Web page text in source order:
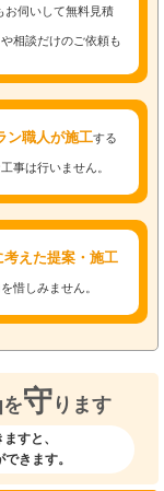
お伺いして無料見積
相談だけのご依頼も
ン職人が施工する
事は行いません。
考えた提案・施工
惜しみません。
を守 ります
すと、
きます。